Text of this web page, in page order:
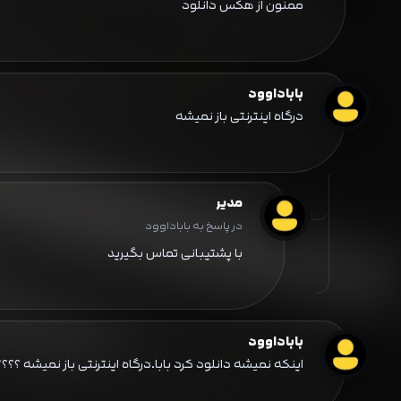
ممنون از هکس دانلود
باباداوود
درگاه اینترنتی باز نمیشه
مدیر
در پاسخ به باباداوود
با پشتیبانی تماس بگیرید
باباداوود
اینکه نمیشه دانلود کرد بابا.درگاه اینترنتی باز نمیشه